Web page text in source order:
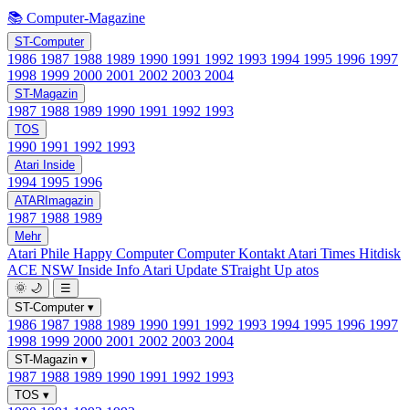
📚 Computer-Magazine
ST-Computer
1986 1987 1988 1989 1990 1991 1992 1993 1994 1995 1996 1997
1998 1999 2000 2001 2002 2003 2004
ST-Magazin
1987 1988 1989 1990 1991 1992 1993
TOS
1990 1991 1992 1993
Atari Inside
1994 1995 1996
ATARImagazin
1987 1988 1989
Mehr
Atari Phile Happy ComputerComputer Kontakt Atari Times Hitdisk
ACE NSW Inside Info Atari Update STraight Up atos
🌞 🌙
☰
ST-Computer ▾
1986 1987 1988 1989 1990 1991 1992 1993 1994 1995 1996 1997
1998 1999 2000 2001 2002 2003 2004
ST-Magazin ▾
1987 1988 1989 1990 1991 1992 1993
TOS ▾